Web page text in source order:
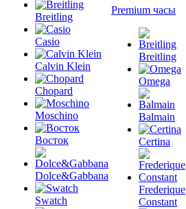
Breitling
Casio
Calvin Klein
Chopard
Moschino
Восток
Dolce&Gabbana
Swatch
Premium часы
Breitling
Omega
Balmain
Certina
Frederique
Constant